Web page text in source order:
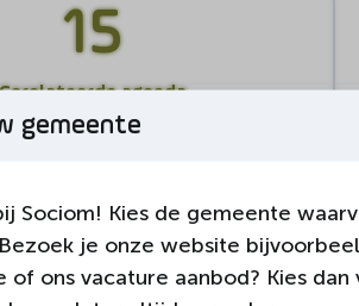
15
Gerelateerde agenda
BEKIJK ALLES
gemeente
Sociom! Kies de gemeente
je onze website
of ons vacature aanbod? Kies